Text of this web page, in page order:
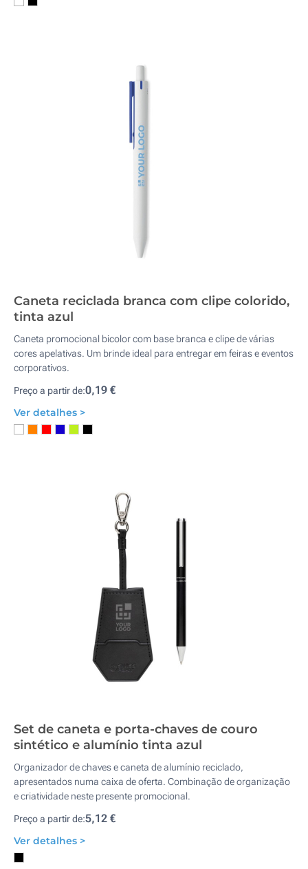
Caneta reciclada branca com clipe colorido,
tinta azul
Caneta promocional bicolor com base branca e clipe de várias
cores apelativas. Um brinde ideal para entregar em feiras e eventos
corporativos.
Preço a partir de:0,19 €
Ver detalhes >
Set de caneta e porta-chaves de couro
sintético e alumínio tinta azul
Organizador de chaves e caneta de alumínio reciclado,
apresentados numa caixa de oferta. Combinação de organização
e criatividade neste presente promocional.
Preço a partir de:5,12 €
Ver detalhes >